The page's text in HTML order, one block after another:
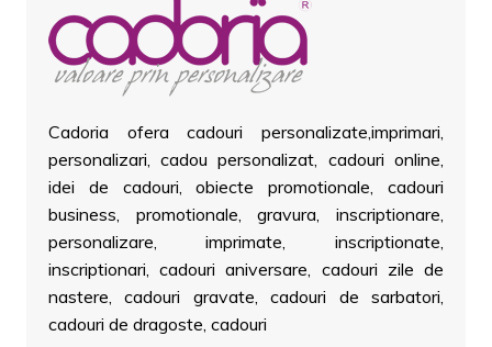
Cadoria ofera cadouri personalizate,imprimari,
personalizari, cadou personalizat, cadouri online,
idei de cadouri, obiecte promotionale, cadouri
business, promotionale, gravura, inscriptionare,
personalizare, imprimate, inscriptionate,
inscriptionari, cadouri aniversare, cadouri zile de
nastere, cadouri gravate, cadouri de sarbatori,
cadouri de dragoste, cadouri